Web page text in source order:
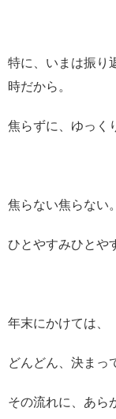
特に、いまは振り
時だから。
焦らずに、ゆっく
焦らない焦らない。
ひとやすみひとや
年末にかけては、
どんどん、決まっ
その流れに、あら